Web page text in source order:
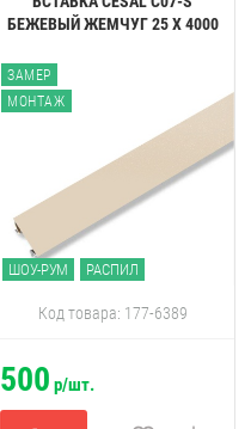
БЕЖЕВЫЙ ЖЕМЧУГ 25 Х 4000
ЗАМЕР
МОНТАЖ
ШОУ-РУМ РАСПИЛ
Код товара: 177-6389
500 р/шт.